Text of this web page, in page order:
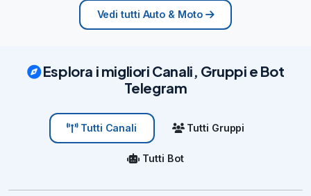
Vedi tutti Auto & Moto
Esplora i migliori Canali, Gruppi e Bot
Telegram
Tutti Canali Tutti Gruppi
Tutti Bot